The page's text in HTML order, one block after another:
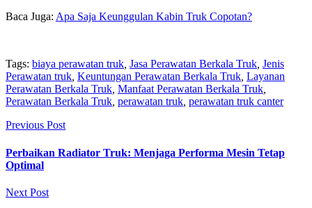
Baca Juga: Apa Saja Keunggulan Kabin Truk Copotan?
Tags: biaya perawatan truk Jasa Perawatan Berkala Truk Jenis
Perawatan truk Keuntungan Perawatan Berkala Truk Layanan
Perawatan Berkala Truk Manfaat Perawatan Berkala Truk
Perawatan Berkala Truk perawatan truk perawatan truk canter
Previous Post
Perbaikan Radiator Truk: Menjaga Performa Mesin Tetap
Optimal
Next Post